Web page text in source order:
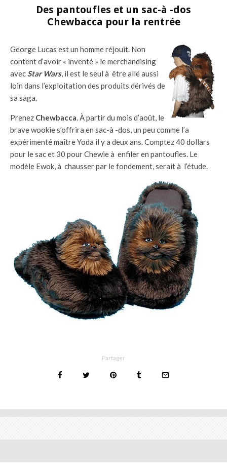
Des pantoufles et un sac-à -dos
Chewbacca pour la rentrée
George Lucas est un homme réjouit. Non
content d’avoir « inventé » le merchandising
avecStar Wars, il est le seul à être allé aussi
loin dans l’exploitation des produits dérivés de
sa saga.
Prenez Chewbacca. À partir du mois d’août, le
brave wookie s’offrira en sac-à -dos, un peu comme l’a
expérimenté maître Yoda il y a deux ans. Comptez 40 dollars
pour le sac et 30 pour Chewie à enfiler en pantoufles. Le
modèle Ewok, à chausser par le fondement, serait à l’étude.
Partager